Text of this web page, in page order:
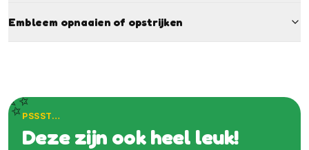
Embleem opnaaien of opstrijken
PSSST…
Deze zijn ook heel leuk!